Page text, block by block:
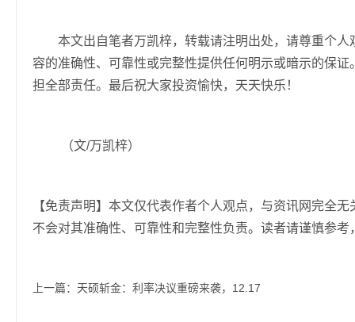
本文出自笔者万凯梓，转载请注明出处，请尊重个人
容的准确性、可靠性或完整性提供任何明示或暗示的保
担全部责任。最后祝大家投资愉快，天天快乐！
（文/万凯梓）
【免责声明】本文仅代表作者个人观点，与资讯网完全
不会对其准确性、可靠性和完整性负责。读者请谨慎参
上一篇： 天硕斩金：利率决议重磅来袭，12.17